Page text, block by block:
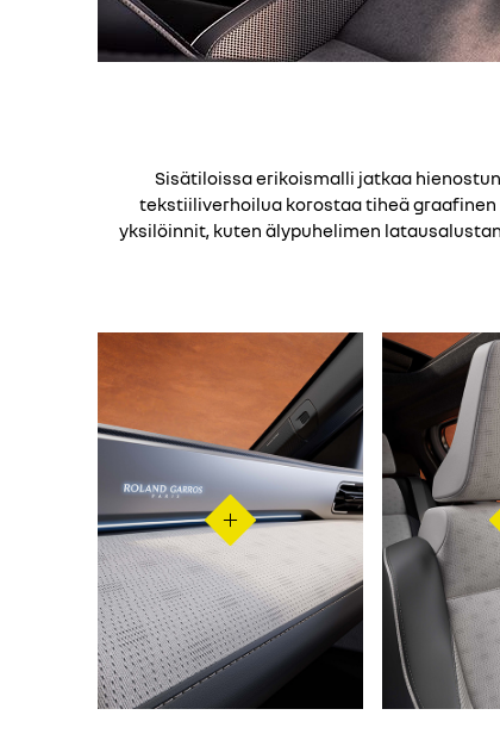
Sisätiloissa erikoismalli jatkaa
tekstiiliverhoilua korostaa tiheä
yksilöinnit, kuten älypuhelimen